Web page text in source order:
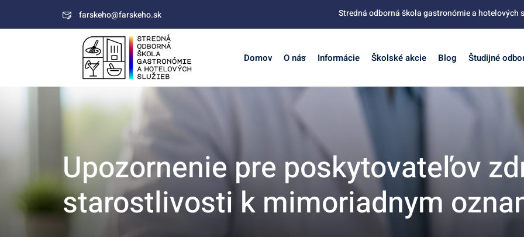
farskeho@farskeho.sk Stredná odborná škola gastronómie a hotelových
Domov O nás Informácie Školské akcie Blog Študijné
Upozornenie pre poskytovateľov
starostlivosti k mimoriadnym